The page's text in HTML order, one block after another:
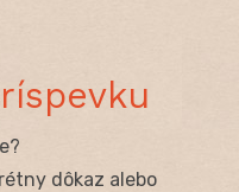
dôkaz alebo